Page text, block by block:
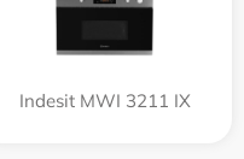
Indesit MWI 3211 IX